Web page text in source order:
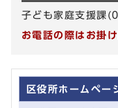
子ども家庭支援課
お電話の際はお掛
区役所ホームペー